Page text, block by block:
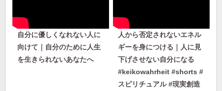
自分に優しくなれない人に
向けて｜自分のために人生
を生きられないあなたへ
人から否定されないエネル
ギーを身につける｜人に見
下げさせない自分になる
#keikowahrheit #shorts #
スピリチュアル #現実創造